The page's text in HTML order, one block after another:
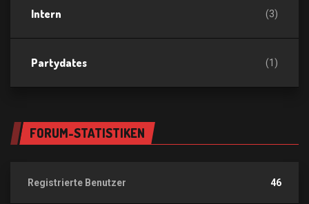
Intern (3)
Partydates (1)
FORUM-STATISTIKEN
Registrierte Benutzer 46